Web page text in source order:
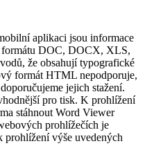
aplikaci jsou informace
formátu DOC, DOCX, XLS,
že obsahují typografické
formát HTML nepodporuje,
jejich stažení.
pro tisk. K prohlížení
stáhnout Word Viewer
prohlížečích je
prohlížení výše uvedených